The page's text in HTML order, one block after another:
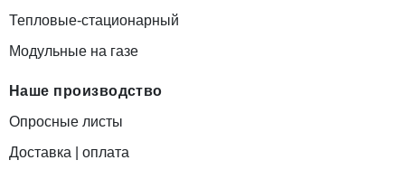
Тепловые-стационарный
Модульные на газе
Наше производство
Опросные листы
Доставка | оплата